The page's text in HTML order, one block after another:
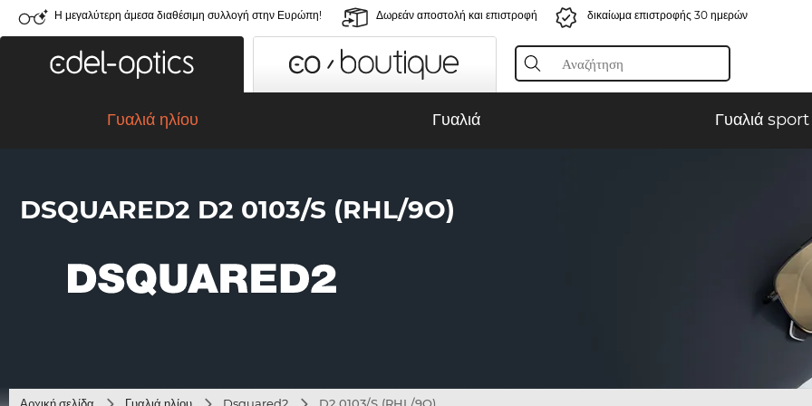
Η μεγαλύτερη άμεσα διαθέσιμη συλλογή στην Ευρώπη! Δωρεάν αποστολή και επιστροφή δικαίωμα επιστροφής 30 ημερών
Γυαλιά ηλίου Γυαλιά Γυαλιά sport
DSQUARED2 D2 0103/S (RHL/9O)